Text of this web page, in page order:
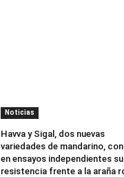
Noticias
Havva y Sigal, dos nuevas
variedades de mandarino,
en ensayos independientes
resistencia frente a la araña